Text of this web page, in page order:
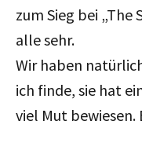
zum Sieg bei „The
alle sehr.
Wir haben
ich finde, sie hat
viel Mut